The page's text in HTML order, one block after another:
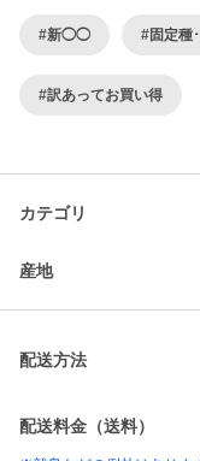
#新◯◯ #固定種
#訳あってお買い得
カテゴリ
産地
配送方法
配送料金（送料）